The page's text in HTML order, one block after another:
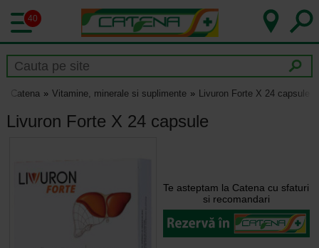
40
Catena Vitamine, minerale si suplimente Livuron Forte X 24 capsule
Livuron Forte X 24 capsule
Te asteptam la Catena cu sfaturi
si recomandari